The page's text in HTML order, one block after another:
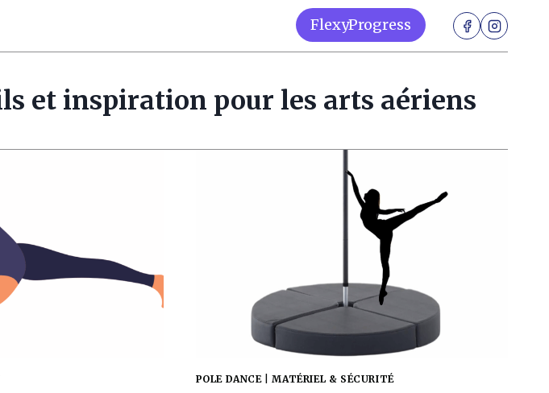
FlexyProgress
et inspiration pour les arts aériens
POLE DANCE|MATÉRIEL & SÉCURITÉ